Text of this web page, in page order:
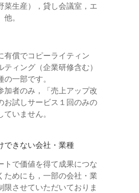
菜生産），貸し会議室，エ
。
償でコピーライティン
ティング（企業研修含む）
一部です。
者のみ，「売上アップ改
お試しサービス１回のみの
いません。
できない会社・業種
トで価値を得て成果につな
ためにも，一部の会社・業
限させていただいておりま